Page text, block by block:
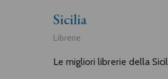
Sicilia
Librerie
Le migliori librerie della